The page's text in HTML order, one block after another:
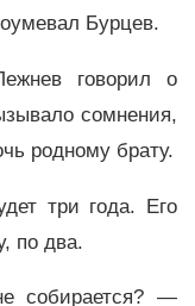
Бурцев.
говорил о
сомнения,
родному брату.
три года. Его
по два.
собирается? —